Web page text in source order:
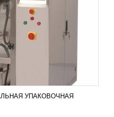
УПАКОВОЧНАЯ
машина OB-200
небольших пакетов и
Добавить в сравнение